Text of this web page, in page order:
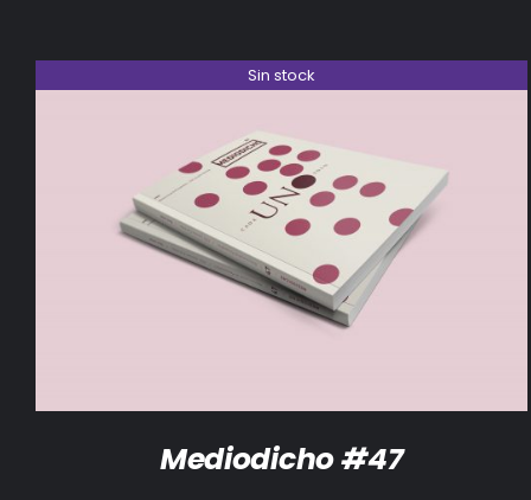
Sin stock
DETALLES
Mediodicho #47